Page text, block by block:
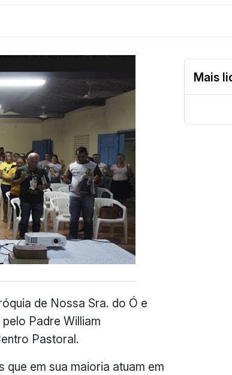
de Nossa Sra. do Ó e
Padre William
Pastoral.
em sua maioria atuam em
Mais